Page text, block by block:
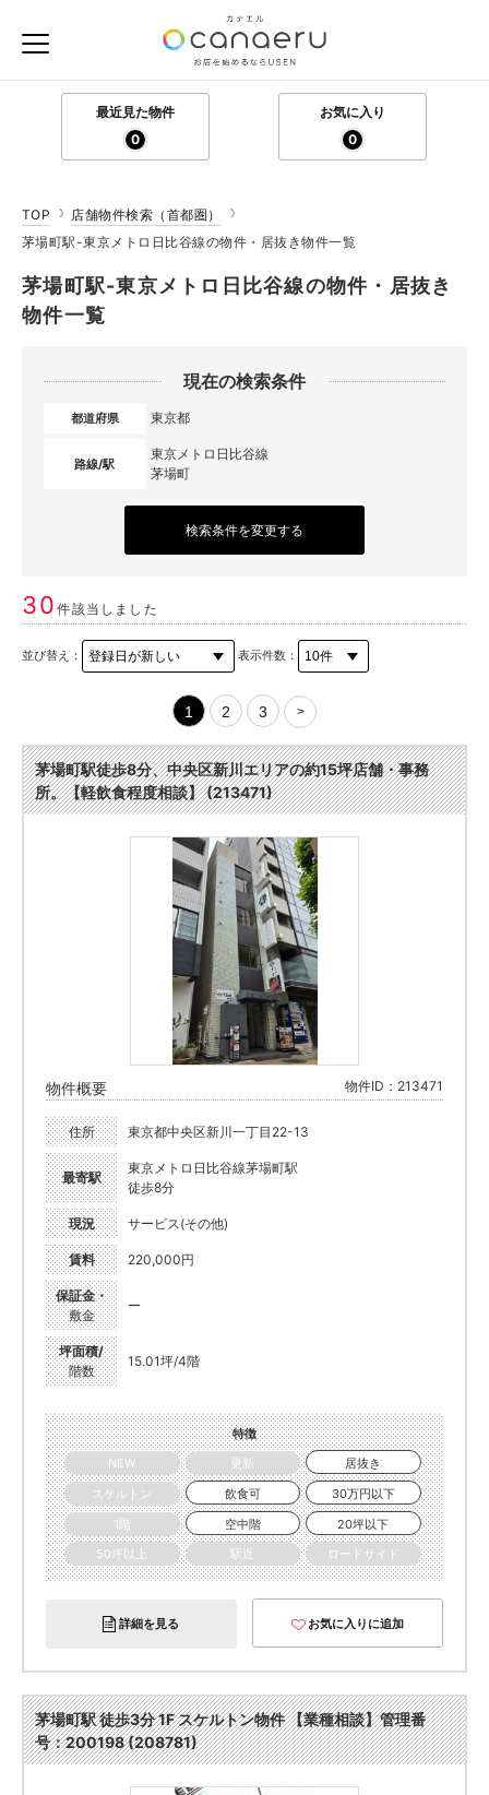
最近見た物件
0
お気に入り
0
TOP
店舗物件検索（首都圏）
茅場町駅-東京メトロ日比谷線の物件・居抜き物件一覧
茅場町駅-東京メトロ日比谷線の物件・居抜き
物件一覧
現在の検索条件
都道府県 東京都
路線/駅
東京メトロ日比谷線
茅場町
検索条件を変更する
30件該当しました
並び替え： 表示件数：
1 2 3 >
茅場町駅徒歩8分、中央区新川エリアの約15坪店舗・事務
所。【軽飲食程度相談】 (213471)
物件概要 物件ID：213471
住所 東京都中央区新川一丁目22-13
最寄駅
東京メトロ日比谷線茅場町駅
徒歩8分
現況 サービス(その他)
賃料 220,000円
保証金・
敷金
ー
坪面積/
階数
15.01坪/4階
特徴
NEW
更新
居抜き
スケルトン
飲食可
30万円以下
1階
空中階
20坪以下
50坪以上
駅近 ロードサイド
詳細を見る お気に入りに追加
茅場町駅 徒歩3分 1F スケルトン物件 【業種相談】管理番
号：200198 (208781)